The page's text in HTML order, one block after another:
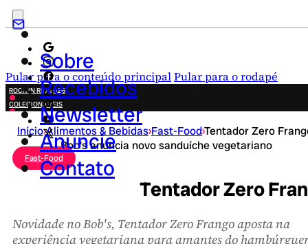
Pular para o conteúdo principalPular para o rodapé
Sobre
Recebidos
Newsletter
Anuncie
Contato
ROCK IN RIO 2026
COLECIONÁVEIS
FESTA JUNINA
NOVIDADES
CAMPANHAS CRIATIVAS
Início›Alimentos & Bebidas›Fast-Food›Tentador Zero
Bob's anuncia novo sanduíche vegetariano
Fast-Food
Tentador Zero
Novidade no Bob's, Tentador Zero Frango aposta na
experiência vegetariana para amantes do